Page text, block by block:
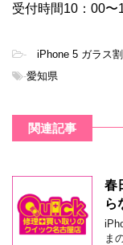
受付時間10：00〜
- iPhone 5 ガラス
-愛知県
関連記事
春
ら
ま